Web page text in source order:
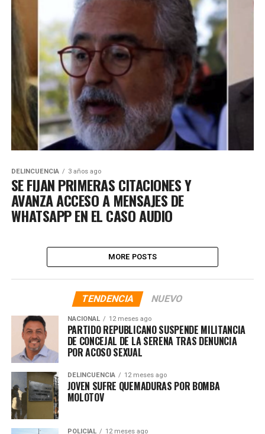
DELINCUENCIA 3 años ago
SE FIJAN PRIMERAS CITACIONES Y
AVANZA ACCESO A MENSAJES DE
WHATSAPP EN EL CASO AUDIO
MORE POSTS
TENDENCIA NUEVO
NACIONAL 12 meses ago
PARTIDO REPUBLICANO SUSPENDE MILITANCIA
DE CONCEJAL DE LA SERENA TRAS DENUNCIA
POR ACOSO SEXUAL
DELINCUENCIA 12 meses ago
JOVEN SUFRE QUEMADURAS POR BOMBA
MOLOTOV
POLICIAL 12 meses ago